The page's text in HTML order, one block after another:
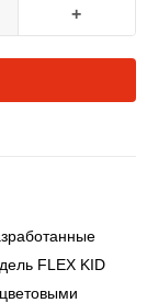
+
FLEX KID